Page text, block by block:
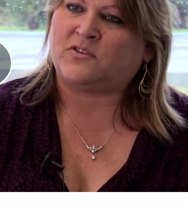
Video